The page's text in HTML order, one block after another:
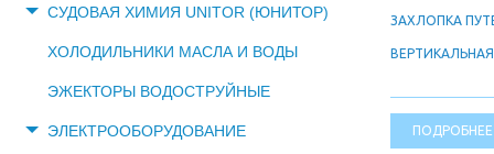
СУДОВАЯ ХИМИЯ UNITOR (ЮНИТОР)
ХОЛОДИЛЬНИКИ МАСЛА И ВОДЫ
ЭЖЕКТОРЫ ВОДОСТРУЙНЫЕ
ЭЛЕКТРООБОРУДОВАНИЕ
ЗАХЛОПКА
ВЕРТИКАЛЬНАЯ
ПОДРОБНЕЕ